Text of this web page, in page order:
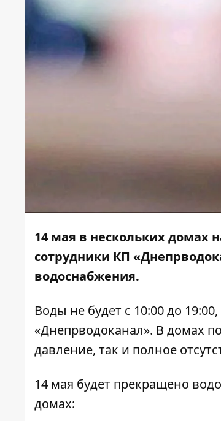
14 мая в нескольких домах
сотрудники КП
водоснабжения.
Воды не будет с 10:00 до
«Днепрводоканал». В домах
давление, так и полное
14 мая будет прекращено
домах: